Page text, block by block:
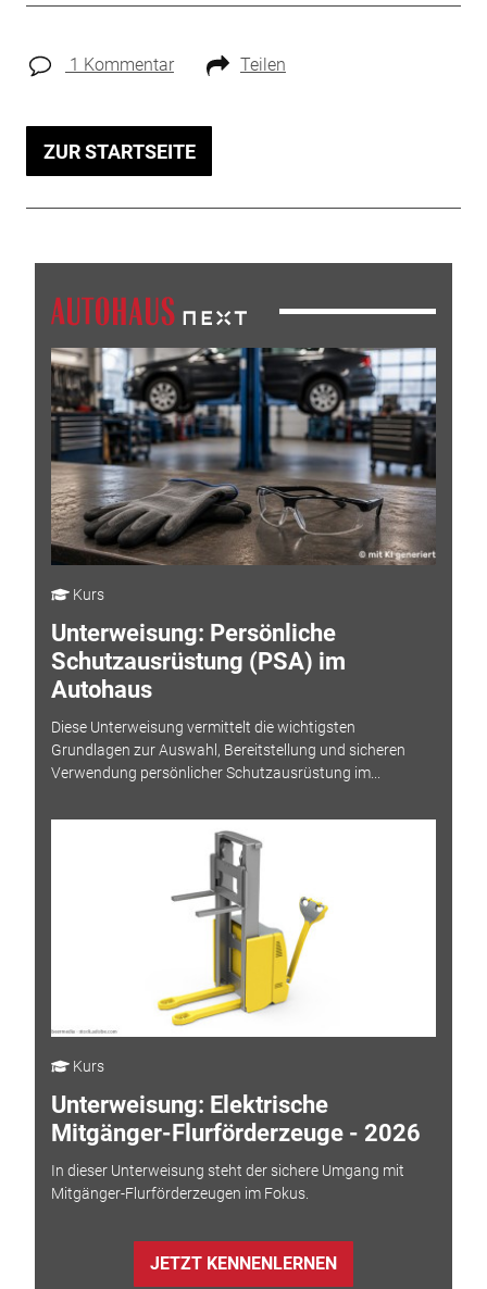
1 Kommentar Teilen
ZUR STARTSEITE
Kurs
Unterweisung: Persönliche
Schutzausrüstung (PSA) im
Autohaus
Diese Unterweisung vermittelt die wichtigsten
Grundlagen zur Auswahl, Bereitstellung und sicheren
Verwendung persönlicher Schutzausrüstung im...
Kurs
Unterweisung: Elektrische
Mitgänger-Flurförderzeuge - 2026
In dieser Unterweisung steht der sichere Umgang mit
Mitgänger-Flurförderzeugen im Fokus.
JETZT KENNENLERNEN